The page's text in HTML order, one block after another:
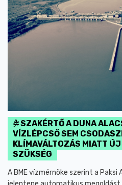
SZAKÉRTŐ A DUNA
VÍZLÉPCSŐ SEM
KLÍMAVÁLTOZÁS MIATT
SZÜKSÉG
A BME vízmérnöke szerint a